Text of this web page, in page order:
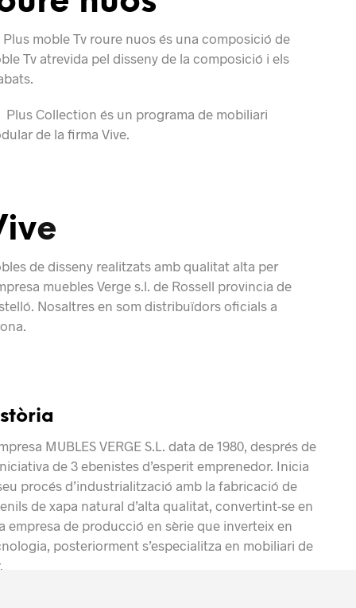
Plus moble Tv roure nuos és una composició de
Tv atrevida pel disseny de la composició i els
Plus Collection és un programa de mobiliari
de la firma Vive.
e
de disseny realitzats amb qualitat alta per
muebles Verge s.l. de Rossell provincia de
Nosaltres en som distribuïdors oficials a
MUBLES VERGE S.L. data de 1980, després de
de 3 ebenistes d’esperitemprenedor. Inicia
procés d’industrialització amb la fabricació de
de xapa natural d’alta qualitat, convertint-se en
empresa de producció en sèrie que inverteixen
posteriorment s’especialitza en mobiliari de